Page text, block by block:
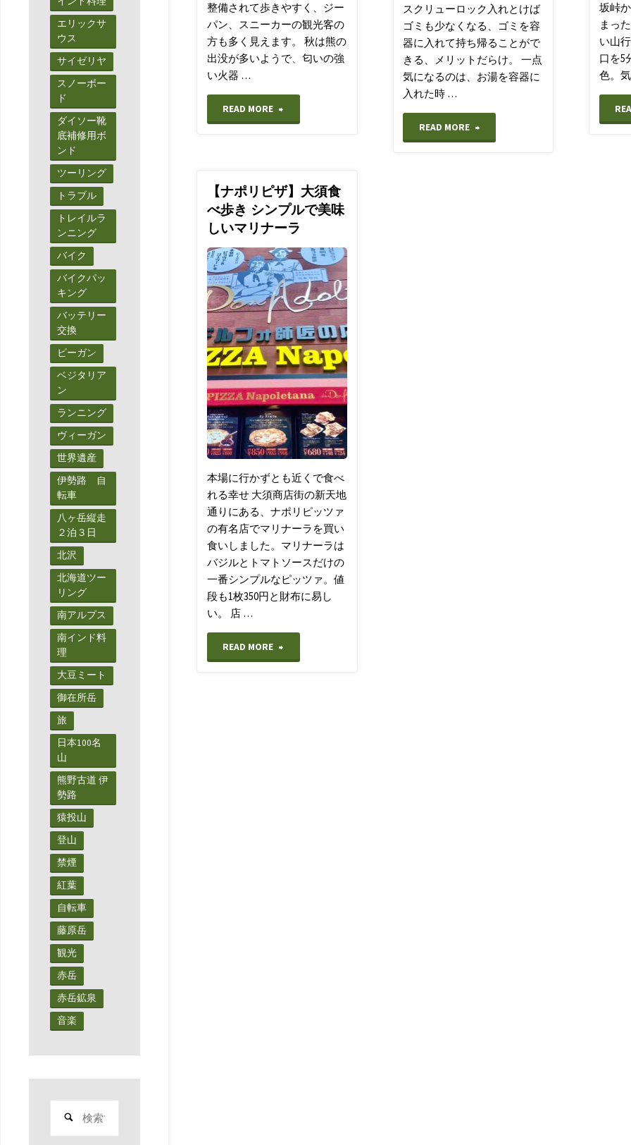
整備されて歩きやすく、ジー
パン、スニーカーの観光客の
方も多く見えます。 秋は熊の
出没が多いようで、匂いの強
い火器 …
READ MORE
登
山】
大
台
ヶ
原
紅
葉
の
ピ
ー
ク
と
絶
スクリューロック入れとけば
ゴミも少なくなる、ゴミを容
器に入れて持ち帰ることがで
きる、メリットだらけ。 一点
気になるのは、お湯を容器に
入れた時 …
READ MORE "【ア
坂峠
まっ
い山
口を5
色。
【ナポリピザ】大須食
べ歩き シンプルで美味
しいマリナーラ
あんばよ
ういこみ
グルメ
本場に行かずとも近くで食べ
れる幸せ 大須商店街の新天地
通りにある、ナポリピッツァ
の有名店でマリナーラを買い
食いしました。マリナーラは
バジルとトマトソースだけの
一番シンプルなピッツァ。値
段も1枚350円と財布に易し
い。 店 …
READ MORE
エリックサ
ウス
サイゼリヤ
スノーボー
ド
ダイソー靴
底補修用ボ
ンド
ツーリング
トラブル
トレイルラ
ンニング
バイク
バイクパッ
キング
バッテリー
交換
ビーガン
ベジタリア
ン
ランニング
ヴィーガン
世界遺産
伊勢路 自
転車
八ヶ岳縦走
２泊３日
北沢
北海道ツー
リング
南アルプス
南インド料
理
大豆ミート
御在所岳
旅
日本100名
山
熊野古道 伊
勢路
猿投山
登山
禁煙
紅葉
自転車
藤原岳
観光
赤岳
赤岳鉱泉
音楽